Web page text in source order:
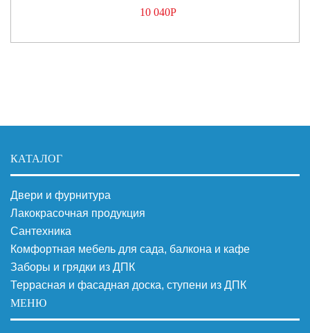
10 040Р
КАТАЛОГ
Двери и фурнитура
Лакокрасочная продукция
Сантехника
Комфортная мебель для сада, балкона и кафе
Заборы и грядки из ДПК
Террасная и фасадная доска, ступени из ДПК
МЕНЮ